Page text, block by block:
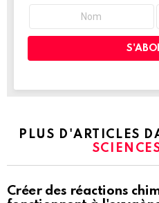
PLUS D'ARTICLES
Créer des réactions